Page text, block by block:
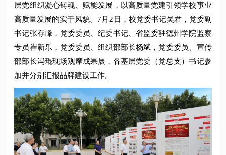
层党组织凝心铸魂、赋能发展，以高质量党建引领学校事业
高质量发展的实干风貌。7月2日，校党委书记吴君，党委副
书记张存峰，党委委员、纪委书记、省监委驻德州学院监察
专员崔新乐，党委委员、组织部部长杨斌，党委委员、宣传
部部长冯琨现场观摩成果展，各基层党委（党总支）书记参
加并分别汇报品牌建设工作。